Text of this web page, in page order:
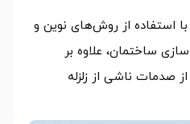
استفاده از روش‌های نوین و
ساختمان، علاوه بر
صدمات ناشی از زلزله